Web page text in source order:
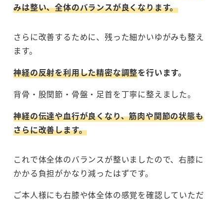
みは整い、全体のバランスが良くなります。
さらに改善するために、残った細かいゆがみも整え
ます。
神経の反射を利用した精密な調整を行います。
背骨・股関節・骨盤・足首を丁寧に整えました。
神経の伝達や血行が良くなり、筋肉や関節の状態も
さらに改善します。
これで体全体のバランスが整いましたので、右膝に
かかる負担がかなり減ったはずです。
ご本人様にも右膝や体全体の感覚を確認していただ